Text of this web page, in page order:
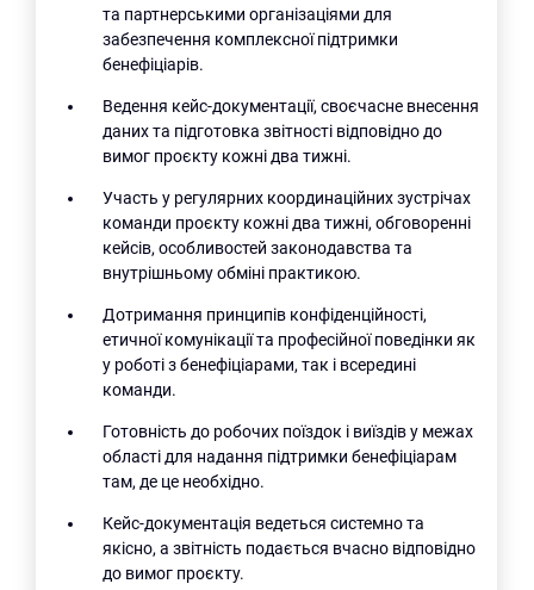
та партнерськими організаціями для
забезпечення комплексної підтримки
бенефіціарів.
Ведення кейс-документації, своєчасне внесення
даних та підготовка звітності відповідно до
вимог проєкту кожні два тижні.
Участь у регулярних координаційних зустрічах
команди проєкту кожні два тижні, обговоренні
кейсів, особливостей законодавства та
внутрішньому обміні практикою.
Дотримання принципів конфіденційності,
етичної комунікації та професійної поведінки як
у роботі з бенефіціарами, так і всередині
команди.
Готовність до робочих поїздок і виїздів у межах
області для надання підтримки бенефіціарам
там, де це необхідно.
Кейс-документація ведеться системно та
якісно, а звітність подається вчасно відповідно
до вимог проєкту.